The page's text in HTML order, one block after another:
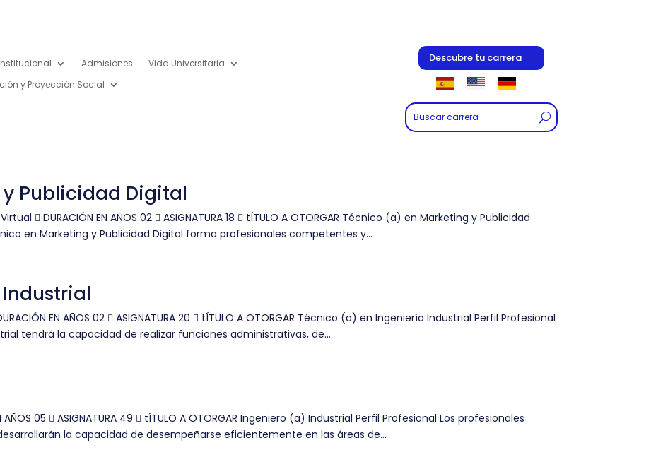
Admisiones
Vida Universitaria
y Proyección Social
Descubre tu carrera
Publicidad Digital
 DURACIÓN EN AÑOS 02  ASIGNATURA 18  tÍTULO A OTORGAR Técnico (a) en Marketing y Publicidad
en Marketing y Publicidad Digital forma profesionales competentes y...
EN AÑOS 02  ASIGNATURA 20  tÍTULO A OTORGAR Técnico (a) en Ingeniería Industrial Perfil Profesional
tendrá la capacidad de realizar funciones administrativas, de...
05  ASIGNATURA 49  tÍTULO A OTORGAR Ingeniero (a) Industrial Perfil Profesional Los profesionales
la capacidad de desempeñarse eficientemente en las áreas de...